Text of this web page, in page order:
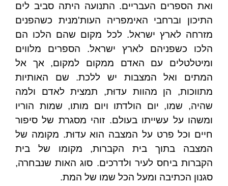
ואת הספרים העבריים. התנועה היתה סביב לים
התיכון וברחבי האימפריה העות'מנית כשהפנים
מזרחה לארץ ישראל. לכל מקום שהם הלכו הם
הלכו כשפניהם לארץ ישראל. הספרים מלווים
ומיטלטלים עם האדם ממקום למקום, אך אל
המתים ואל המצבות יש ללכת. שם האותיות
מתווכות, הן מהוות עדוּת, תמצית לאדם ולמה
שהיה, שמו, יום הולדתו ויום מותו, שמות הוריו
ומשהו על עשייתו בעולם. זוהי מסגרת של סיפור
חיים וכל פרט על המצבה הוא עדוּת. מקומה של
המצבה בתוך בית הקברות, מקומו של בית
הקברות ביחס לעיר ולדרכים. סוג האות שנבחרה,
סגנון הכתיבה ומעל הכל שמו של המת.